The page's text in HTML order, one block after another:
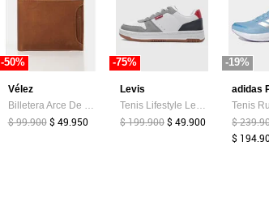
-50%
Vélez
$ 99.900 $ 49.950
-75%
Levis
$ 199.900$ 49.900
-19%
$
$